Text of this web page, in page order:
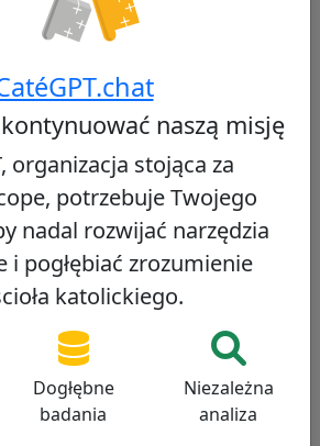
w
świecie
dokolegialności
, zgodnie z
rozwojem Soboru
II i ostatnich synodów.
i geograficzne
w ciągłości z wizją misyjną
jego poprzedników.
Symboli
ilustruje, jak tradycyjne
paliusz i pierścień Rybaka, nadal
naszą misję
organizacja stojąca za
potrzebuje Twojego
nadal rozwijać narzędzia
i pogłębiać zrozumienie
katolickiego.
Dogłębne
badania
Niezależna
analiza